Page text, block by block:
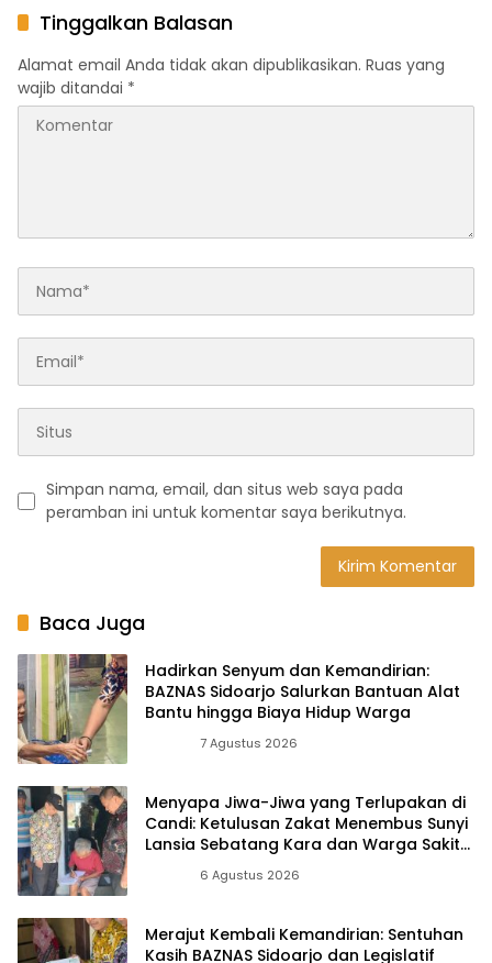
SD MUHAMMADIYAH 11
RANDEGAN
Tinggalkan Balasan
Alamat email Anda tidak akan dipublikasikan. Ruas yang
wajib ditandai *
Simpan nama, email, dan situs web saya pada
peramban ini untuk komentar saya berikutnya.
Baca Juga
Hadirkan Senyum dan Kemandirian:
BAZNAS Sidoarjo Salurkan Bantuan Alat
Bantu hingga Biaya Hidup Warga
7 Agustus 2026
Menyapa Jiwa-Jiwa yang Terlupakan di
Candi: Ketulusan Zakat Menembus Sunyi
Lansia Sebatang Kara dan Warga Sakit
6 Agustus 2026
Merajut Kembali Kemandirian: Sentuhan
Kasih BAZNAS Sidoarjo dan Legislatif